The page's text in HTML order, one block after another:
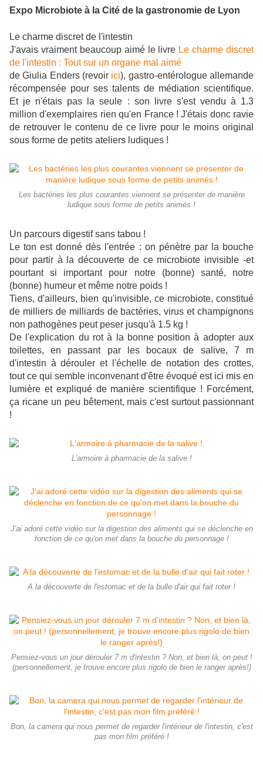
Expo Microbiote à la Cité de la gastronomie de Lyon
Le charme discret de l'intestin
J'avais vraiment beaucoup aimé le livre Le charme discret
de l'intestin : Tout sur un organe mal aimé
de Giulia Enders (revoir ici), gastro-entérologue allemande
récompensée pour ses talents de médiation scientifique.
Et je n'étais pas la seule : son livre s'est vendu à 1.3
million d'exemplaires rien qu'en France ! J'étais donc ravie
de retrouver le contenu de ce livre pour le moins original
sous forme de petits ateliers ludiques !
Les bactéries les plus courantes viennent se présenter de manière
ludique sous forme de petits animés !
Un parcours digestif sans tabou !
Le ton est donné dès l'entrée : on pénètre par la bouche
pour partir à la découverte de ce microbiote invisible -et
pourtant si important pour notre (bonne) santé, notre
(bonne) humeur et même notre poids !
Tiens, d'ailleurs, bien qu'invisible, ce microbiote, constitué
de milliers de milliards de bactéries, virus et champignons
non pathogènes peut peser jusqu'à 1.5 kg !
De l'explication du rot à la bonne position à adopter aux
toilettes, en passant par les bocaux de salive, 7 m
d'intestin à dérouler et l'échelle de notation des crottes,
tout ce qui semble inconvenant d'être évoqué est ici mis en
lumière et expliqué de manière scientifique ! Forcément,
ça ricane un peu bêtement, mais c'est surtout passionnant
!
L'armoire à pharmacie de la salive !
J'ai adoré cette vidéo sur la digestion des aliments qui se déclenche en
fonction de ce qu'on met dans la bouche du personnage !
A la découverte de l'estomac et de la bulle d'air qui fait roter !
Pensiez-vous un jour dérouler 7 m d'intestin ? Non, et bien là, on peut !
(personnellement, je trouve encore plus rigolo de bien le ranger après!)
Bon, la camera qui nous permet de regarder l'intérieur de l'intestin, c'est
pas mon film préféré !